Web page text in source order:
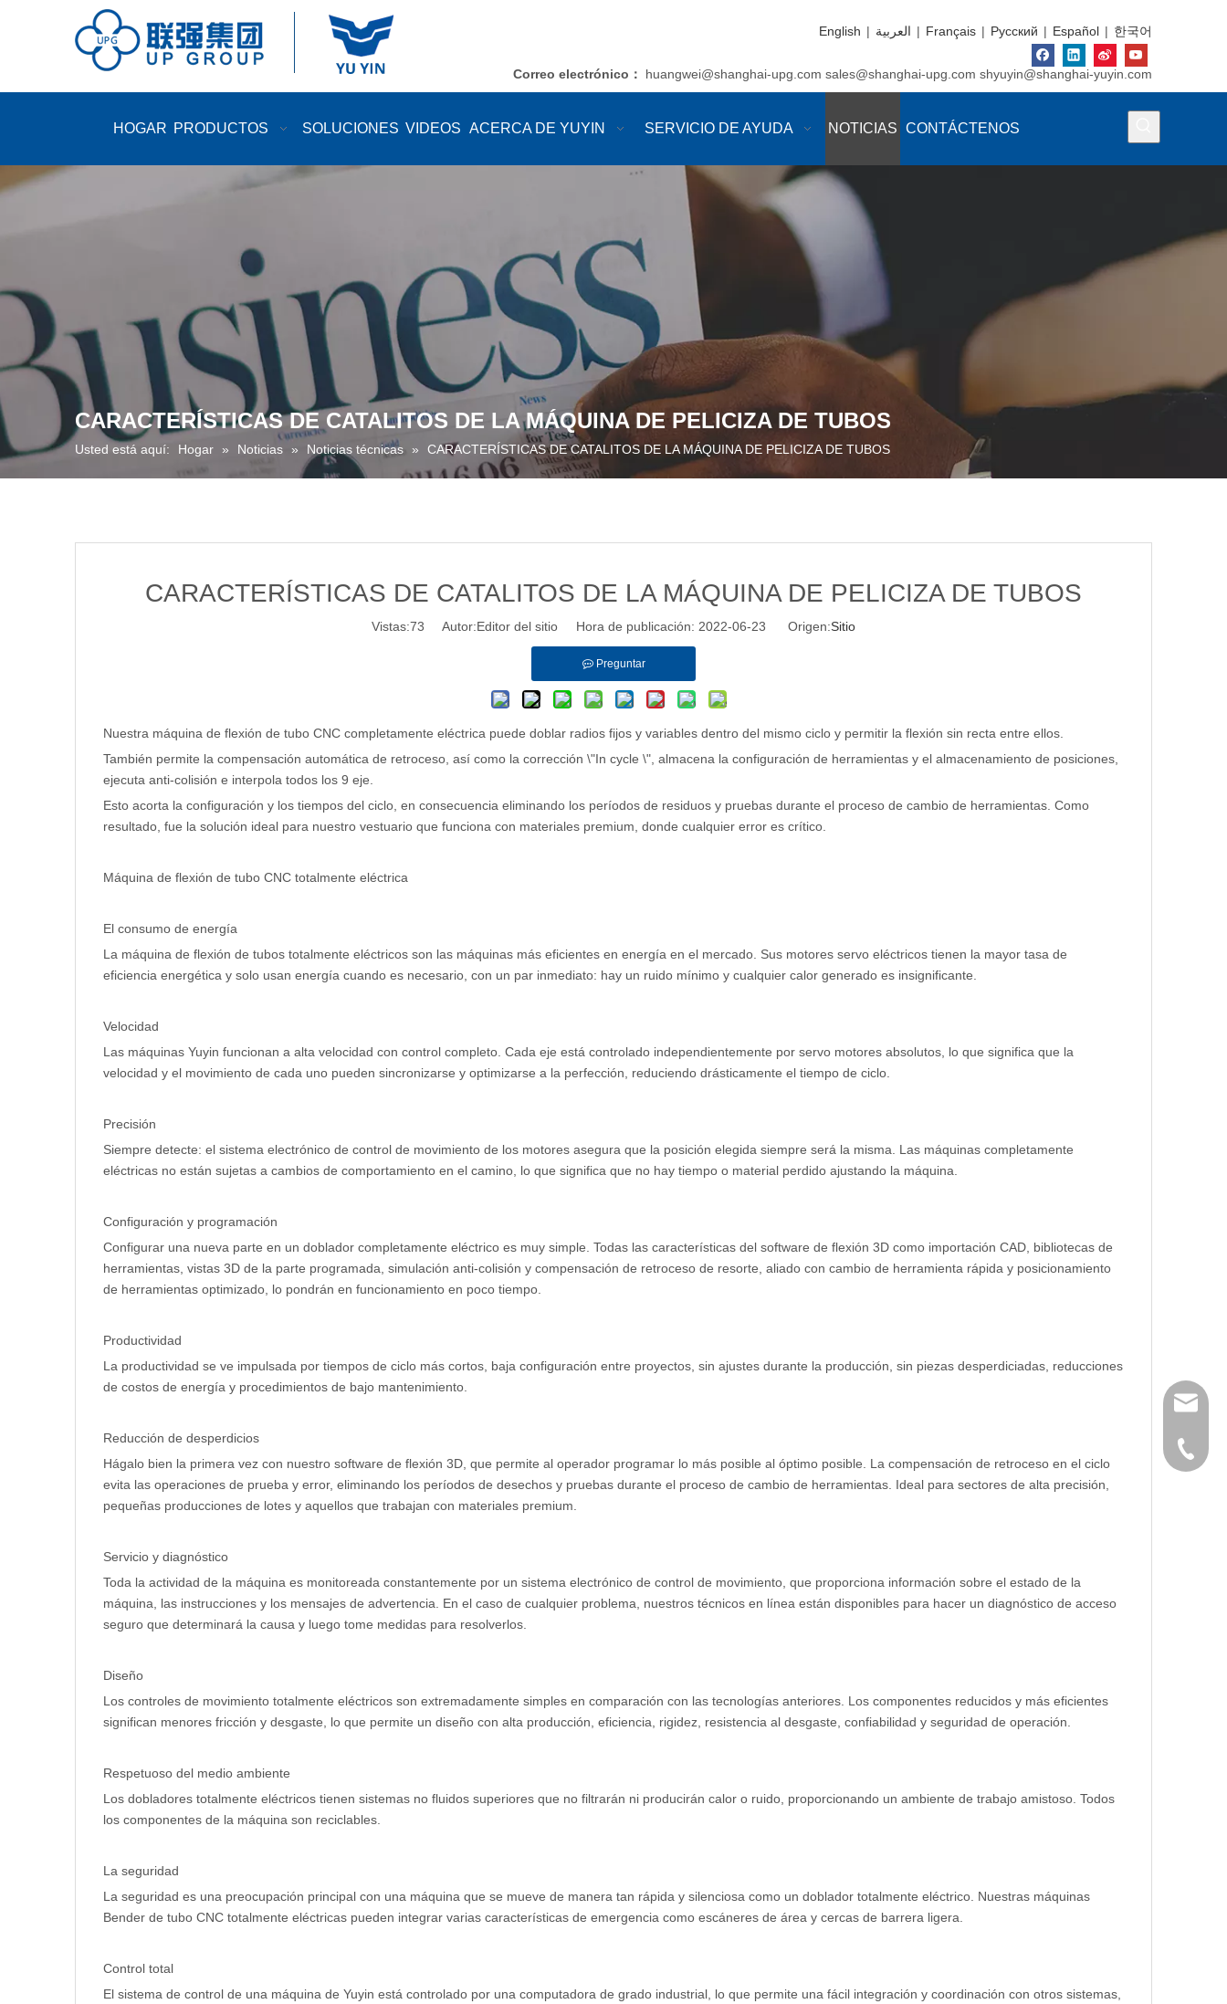
English | العربية | Français | Pусский | Español | 한국어
Correo electrónico ： huangwei@shanghai-upg.com sales@shanghai-upg.com shyuyin@shanghai-yuyin.com
HOGAR PRODUCTOS SOLUCIONES VIDEOS ACERCA DE YUYIN SERVICIO DE AYUDA NOTICIAS CONTÁCTENOS
CARACTERÍSTICAS DE CATALITOS DE LA MÁQUINA DE PELICIZA DE TUBOS
Usted está aquí: Hogar » Noticias » Noticias técnicas » CARACTERÍSTICAS DE CATALITOS DE LA MÁQUINA DE PELICIZA DE TUBOS
CARACTERÍSTICAS DE CATALITOS DE LA MÁQUINA DE PELICIZA DE TUBOS
Vistas:73 Autor:Editor del sitio Hora de publicación: 2022-06-23 Origen:Sitio
Preguntar
Nuestra máquina de flexión de tubo CNC completamente eléctrica puede doblar radios fijos y variables dentro del mismo ciclo y permitir la flexión sin recta entre ellos.
También permite la compensación automática de retroceso, así como la corrección \"In cycle \", almacena la configuración de herramientas y el almacenamiento de posiciones,
ejecuta anti-colisión e interpola todos los 9 eje.
Esto acorta la configuración y los tiempos del ciclo, en consecuencia eliminando los períodos de residuos y pruebas durante el proceso de cambio de herramientas. Como
resultado, fue la solución ideal para nuestro vestuario que funciona con materiales premium, donde cualquier error es crítico.
Máquina de flexión de tubo CNC totalmente eléctrica
El consumo de energía
La máquina de flexión de tubos totalmente eléctricos son las máquinas más eficientes en energía en el mercado. Sus motores servo eléctricos tienen la mayor tasa de
eficiencia energética y solo usan energía cuando es necesario, con un par inmediato: hay un ruido mínimo y cualquier calor generado es insignificante.
Velocidad
Las máquinas Yuyin funcionan a alta velocidad con control completo. Cada eje está controlado independientemente por servo motores absolutos, lo que significa que la
velocidad y el movimiento de cada uno pueden sincronizarse y optimizarse a la perfección, reduciendo drásticamente el tiempo de ciclo.
Precisión
Siempre detecte: el sistema electrónico de control de movimiento de los motores asegura que la posición elegida siempre será la misma. Las máquinas completamente
eléctricas no están sujetas a cambios de comportamiento en el camino, lo que significa que no hay tiempo o material perdido ajustando la máquina.
Configuración y programación
Configurar una nueva parte en un doblador completamente eléctrico es muy simple. Todas las características del software de flexión 3D como importación CAD, bibliotecas de
herramientas, vistas 3D de la parte programada, simulación anti-colisión y compensación de retroceso de resorte, aliado con cambio de herramienta rápida y posicionamiento
de herramientas optimizado, lo pondrán en funcionamiento en poco tiempo.
Productividad
La productividad se ve impulsada por tiempos de ciclo más cortos, baja configuración entre proyectos, sin ajustes durante la producción, sin piezas desperdiciadas, reducciones
de costos de energía y procedimientos de bajo mantenimiento.
Reducción de desperdicios
Hágalo bien la primera vez con nuestro software de flexión 3D, que permite al operador programar lo más posible al óptimo posible. La compensación de retroceso en el ciclo
evita las operaciones de prueba y error, eliminando los períodos de desechos y pruebas durante el proceso de cambio de herramientas. Ideal para sectores de alta precisión,
pequeñas producciones de lotes y aquellos que trabajan con materiales premium.
Servicio y diagnóstico
Toda la actividad de la máquina es monitoreada constantemente por un sistema electrónico de control de movimiento, que proporciona información sobre el estado de la
máquina, las instrucciones y los mensajes de advertencia. En el caso de cualquier problema, nuestros técnicos en línea están disponibles para hacer un diagnóstico de acceso
seguro que determinará la causa y luego tome medidas para resolverlos.
Diseño
Los controles de movimiento totalmente eléctricos son extremadamente simples en comparación con las tecnologías anteriores. Los componentes reducidos y más eficientes
significan menores fricción y desgaste, lo que permite un diseño con alta producción, eficiencia, rigidez, resistencia al desgaste, confiabilidad y seguridad de operación.
Respetuoso del medio ambiente
Los dobladores totalmente eléctricos tienen sistemas no fluidos superiores que no filtrarán ni producirán calor o ruido, proporcionando un ambiente de trabajo amistoso. Todos
los componentes de la máquina son reciclables.
La seguridad
La seguridad es una preocupación principal con una máquina que se mueve de manera tan rápida y silenciosa como un doblador totalmente eléctrico. Nuestras máquinas
Bender de tubo CNC totalmente eléctricas pueden integrar varias características de emergencia como escáneres de área y cercas de barrera ligera.
Control total
El sistema de control de una máquina de Yuyin está controlado por una computadora de grado industrial, lo que permite una fácil integración y coordinación con otros sistemas,
0086-